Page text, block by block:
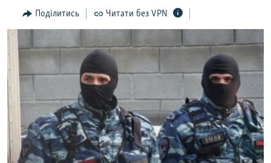
Перейти
до
пошуку
ПОГЛЯД
ІНТЕРВ'Ю
ВСЕ ЗА ДЕНЬ
СПЕЦПРОЕКТИ
ДЕПОРТАЦІЯ
ВІДЕОУРОКИ «ELIFBE»
СВІДЧЕННЯ ОКУПАЦІЇ
ЯК ОБІЙТИ БЛОКУВАННЯ
Русский
Qırımtatar
Поділитись Читати без VPN